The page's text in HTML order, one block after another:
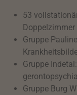
53
Gruppe
Gruppe
Gruppe Burg